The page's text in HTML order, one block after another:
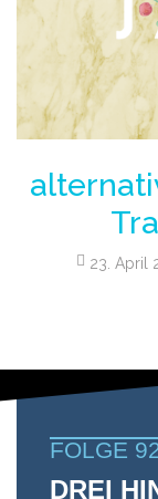
23. April
FOLGE
DREI